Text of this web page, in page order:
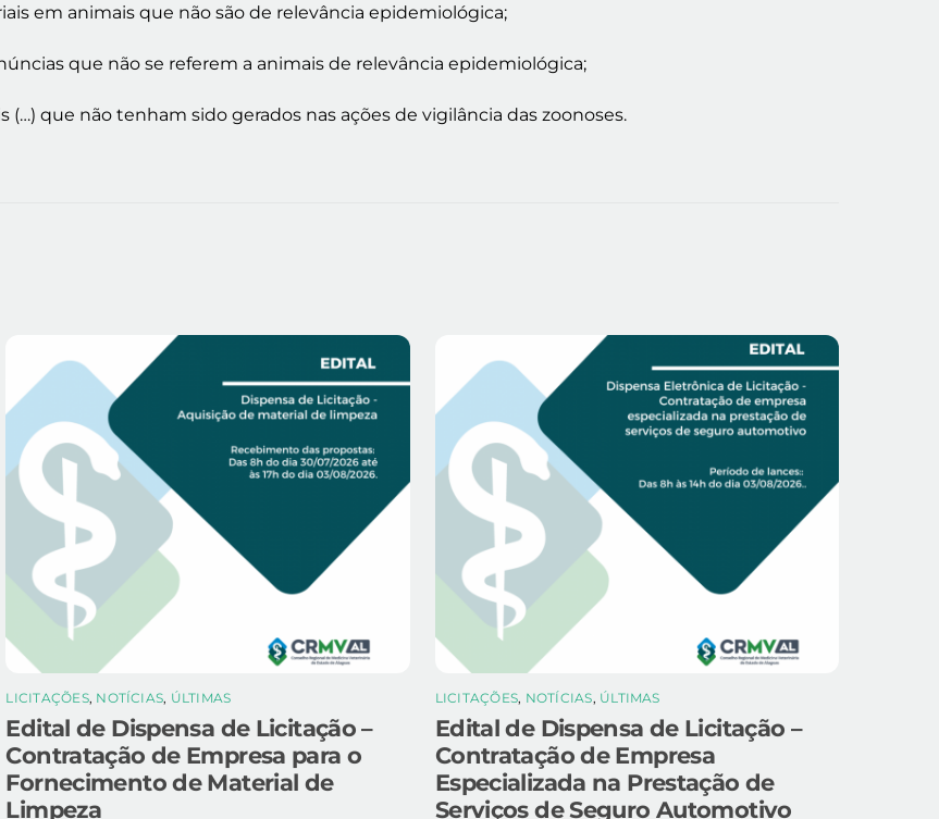
em animais que não são de relevância epidemiológica;
que não se referem a animais de relevância epidemiológica;
que não tenham sido gerados nas ações de vigilância das zoonoses.
LICITAÇÕES, NOTÍCIAS, ÚLTIMAS
Edital de Dispensa de Licitação –
Contratação de Empresa para o
Fornecimento de Material de
Limpeza
LICITAÇÕES, NOTÍCIAS, ÚLTIMAS
Edital de Dispensa de Licitação –
Contratação de Empresa
Especializada na Prestação de
Serviços de Seguro Automotivo